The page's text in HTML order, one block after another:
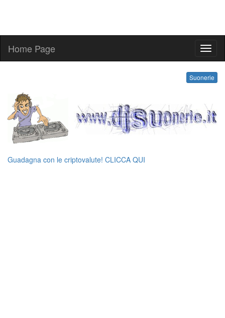
Home Page
Suonerie
Guadagna con le criptovalute! CLICCA QUI